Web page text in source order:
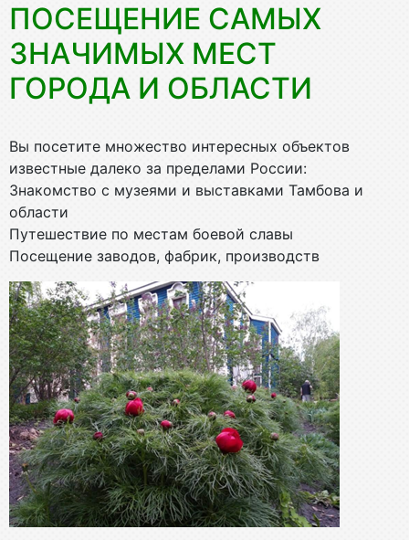
ПОСЕЩЕНИЕ САМЫХ
ЗНАЧИМЫХ МЕСТ
ГОРОДА И ОБЛАСТИ
Вы посетите множество интересных объектов
известные далеко за пределами России:
Знакомство с музеями и выставками Тамбова и
области
Путешествие по местам боевой славы
Посещение заводов, фабрик, производств